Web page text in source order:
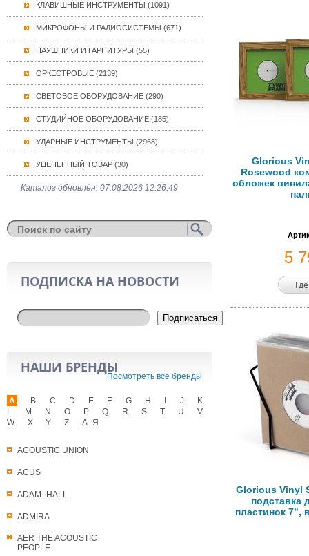
КЛАВИШНЫЕ ИНСТРУМЕНТЫ (1091)
МИКРОФОНЫ И РАДИОСИСТЕМЫ (671)
НАУШНИКИ И ГАРНИТУРЫ (55)
ОРКЕСТРОВЫЕ (2139)
СВЕТОВОЕ ОБОРУДОВАНИЕ (290)
СТУДИЙНОЕ ОБОРУДОВАНИЕ (185)
УДАРНЫЕ ИНСТРУМЕНТЫ (2968)
УЦЕНЕННЫЙ ТОВАР (30)
Каталог обновлён: 07.08.2026 12:26:49
ПОДПИСКА НА НОВОСТИ
Подписаться
НАШИ БРЕНДЫ
Посмотреть все бренды
A
ACOUSTIC UNION
ACUS
ADAM_HALL
ADMIRA
AER THE ACOUSTIC
PEOPLE
B C D E F G H J
K
L
M N O P Q R S T U
V
W
X Y Z А–Я
Glorious
Rosewood
обложек
5
Glorious Vinyl
подставка
пластинок 7",